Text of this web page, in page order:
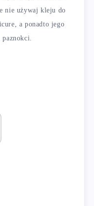
nie używaj kleju do
a ponadto jego
paznokci.